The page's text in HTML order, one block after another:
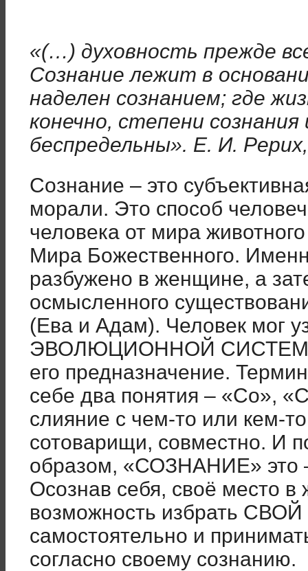
«(…) духовность прежде
Сознание лежит в
наделен сознанием; где
конечно, степени сознания
беспредельны». Е. И.
Сознание – это
морали. Это способ
человека от мира
Мира Божественного.
разбужено в женщине, а
осмысленного
(Ева и Адам). Человек мог
ЭВОЛЮЦИОННОЙ
его предназначение.
себе два понятия – «Со»,
слияние с чем-то или кем-
сотоварищи, совместно. И
образом, «СОЗНАНИЕ» это
Осознав себя, своё место в
возможность избрать
самостоятельно и
согласно своему сознанию.